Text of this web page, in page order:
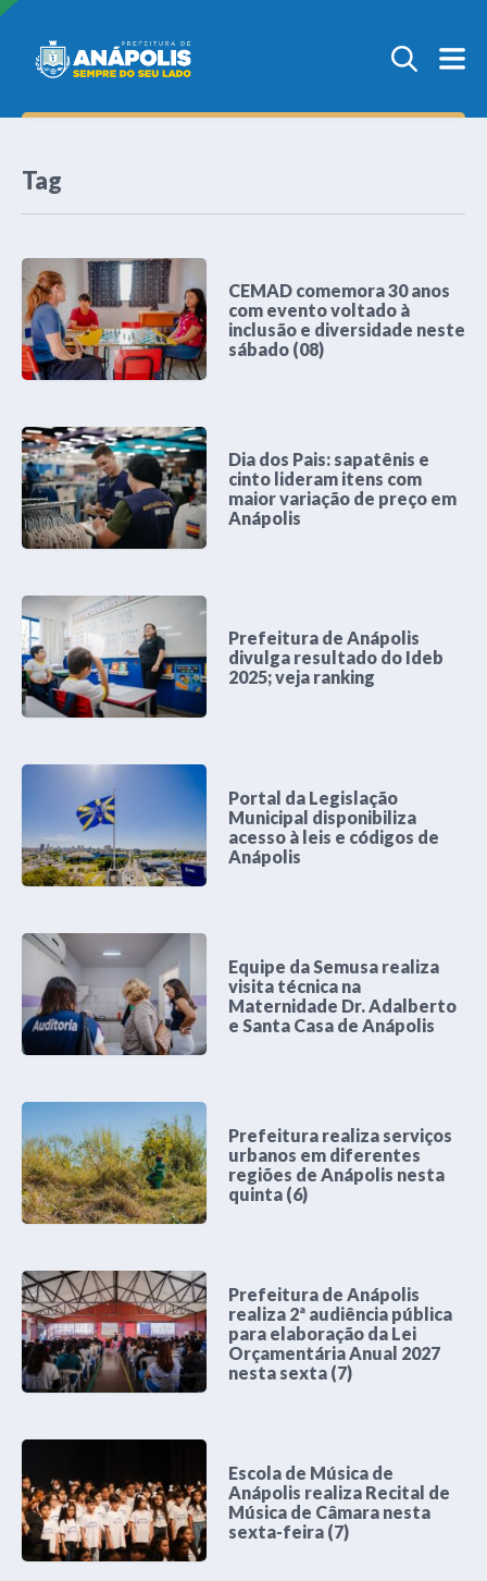
Tag
CEMAD comemora 30 anos
com evento voltado à
inclusão e diversidade neste
sábado (08)
Dia dos Pais: sapatênis e
cinto lideram itens com
maior variação de preço em
Anápolis
Prefeitura de Anápolis
divulga resultado do Ideb
2025; veja ranking
Portal da Legislação
Municipal disponibiliza
acesso à leis e códigos de
Anápolis
Equipe da Semusa realiza
visita técnica na
Maternidade Dr. Adalberto
e Santa Casa de Anápolis
Prefeitura realiza serviços
urbanos em diferentes
regiões de Anápolis nesta
quinta (6)
Prefeitura de Anápolis
realiza 2ª audiência pública
para elaboração da Lei
Orçamentária Anual 2027
nesta sexta (7)
Escola de Música de
Anápolis realiza Recital de
Música de Câmara nesta
sexta-feira (7)